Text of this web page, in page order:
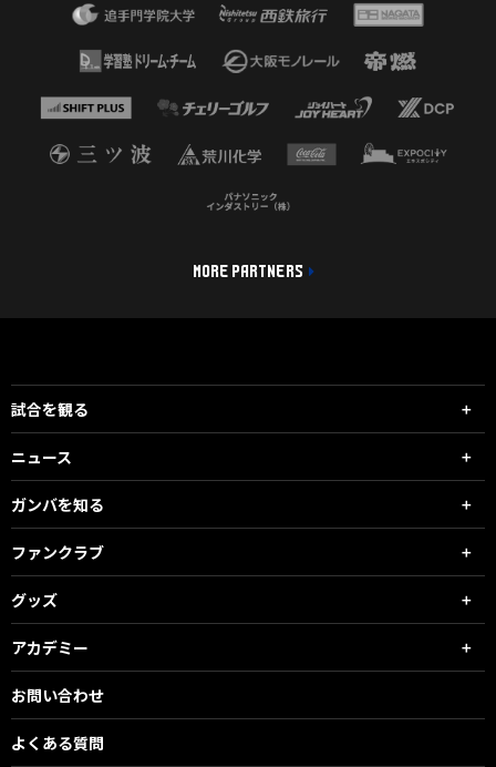
MORE PARTNERS
試合を観る
ニュース
ガンバを知る
ファンクラブ
グッズ
アカデミー
お問い合わせ
よくある質問